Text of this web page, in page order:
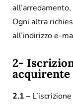
Ogni altra
all’indirizzo e-
2-
acquirente
2.1 –